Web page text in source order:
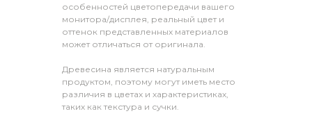
особенностей цветопередачи вашего
монитора/дисплея, реальный цвет и
оттенок представленных материалов
может отличаться от оригинала.
Древесина является натуральным
продуктом, поэтому могут иметь место
различия в цветах и характеристиках,
таких как текстура и сучки.